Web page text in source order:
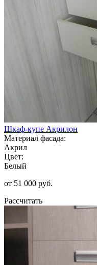
Шкаф-купе Акрилон
Материал фасада:
Акрил
Цвет:
Белый
от 51 000 руб.
Рассчитать